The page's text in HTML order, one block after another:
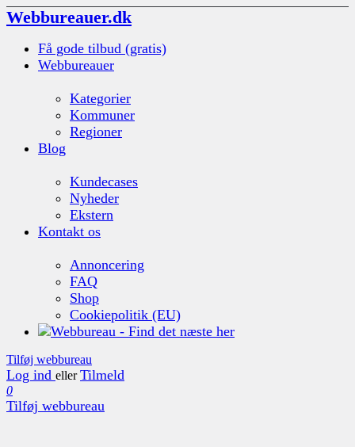
Webbureauer.dk
Få gode tilbud (gratis)
Webbureauer
Kategorier
Kommuner
Regioner
Blog
Kundecases
Nyheder
Ekstern
Kontakt os
Annoncering
FAQ
Shop
Cookiepolitik (EU)
Tilføj webbureau
Log ind eller Tilmeld
0
Tilføj webbureau